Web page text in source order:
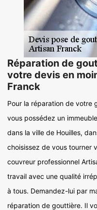
Réparation de
votre devis en
Franck
Pour la réparation de votre
vous possédez un
dans la ville de Houilles,
choisissez de vous tourner
couvreur professionnel
travail avec une qualité
à tous. Demandez-lui par
réparation de gouttière. Il